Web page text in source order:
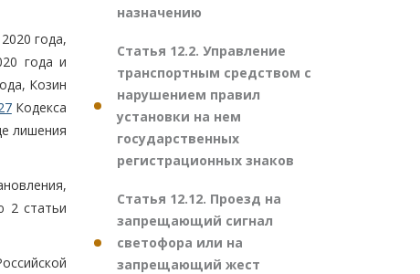
года,
года и
Козин
Кодекса
лишения
2 статьи
назначению
Статья 12.2. Управление
транспортным средством с
нарушением правил
установки на нем
государственных
регистрационных знаков
Статья 12.12. Проезд на
запрещающий сигнал
светофора или на
запрещающий жест